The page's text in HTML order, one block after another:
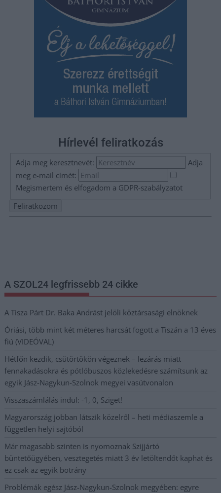
Hírlevél feliratkozás
Adja meg keresztnevét:
Adja
meg e-mail címét:
Megismertem és elfogadom a GDPR-szabályzatot
A SZOL24 legfrissebb 24 cikke
A Tisza Párt Dr. Baka Andrást jelöli köztársasági elnöknek
Óriási, több mint két méteres harcsát fogott a Tiszán a 13 éves
fiú (VIDEÓVAL)
Hétfőn kezdik, csütörtökön végeznek – lezárás miatt
fennakadásokra és pótlóbuszos közlekedésre számítsunk az
egyik Jász-Nagykun-Szolnok megyei vasútvonalon
Visszaszámlálás indul: -1, 0, Sziget!
Magyarország jobban látszik közelről – heti médiaszemle a
független helyi sajtóból
Már magasabb szinten is nyomoznak Szijjártó
büntetőügyében, vesztegetés miatt 3 év letöltendőt kaphat és
ez csak az egyik botrány
Problémák egész Jász-Nagykun-Szolnok megyében: egyre